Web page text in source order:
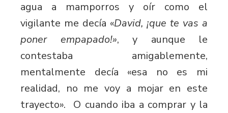
agua a mamporros y oír como el
vigilante me decía «David, ¡que te vas a
poner empapado!», y aunque le
contestaba amigablemente,
mentalmente decía «esa no es mi
realidad, no me voy a mojar en este
trayecto». O cuando iba a comprar y la